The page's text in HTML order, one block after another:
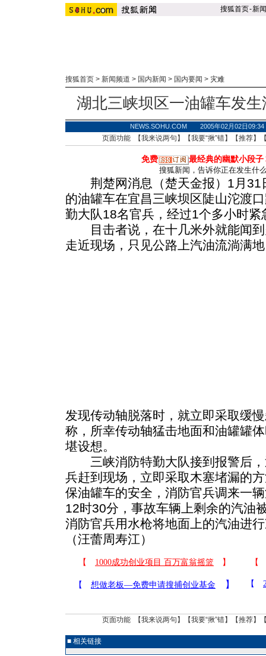
搜狐首页-新闻
搜狐首页 > 新闻频道 > 国内新闻 > 国内要闻 > 灾难
湖北三峡坝区一油罐车发
NEWS.SOHU.COM 2005年02月02日
页面功能 【我来说两句 】【我要“揪”错】【推荐】
免费 最经典的幽默小段子
搜狐新闻，告诉你正在发生什
荆楚网消息（楚天金报）1月31
的油罐车在宜昌三峡坝区陡山沱渡
勤大队18名官兵，经过1个多小时
目击者说，在十几米外就能闻到
走近现场，只见公路上汽油流淌满
发现传动轴脱落时，就立即采取缓
称，所幸传动轴猛击地面和油罐罐
堪设想。
三峡消防特勤大队接到报警后，
兵赶到现场，立即采取木塞堵漏的
保油罐车的安全，消防官兵调来一
12时30分，事故车辆上剩余的汽油
消防官兵用水枪将地面上的汽油进
（汪蕾周寿江）
页面功能 【我来说两句 】【我要“揪”错】【推荐】
■ 相关链接